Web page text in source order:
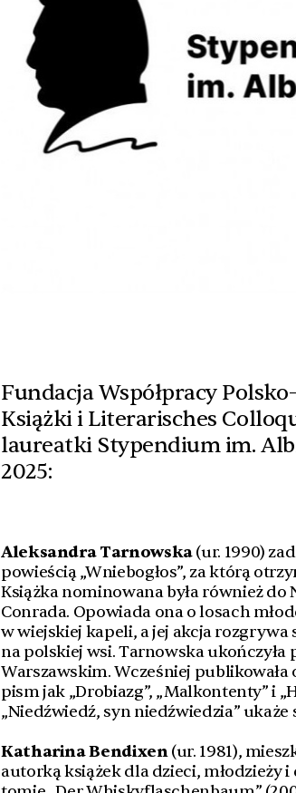
Fundacja Współpracy
Książki i Literarisches
laureatki Stypendium im.
2025:
Aleksandra Tarnowska(ur. 1990)
powieścią „Wniebogłos”, za którą
Książka nominowana była również
Conrada. Opowiada ona o losach
w wiejskiej kapeli, a jej akcja
na polskiej wsi. Tarnowska
Warszawskim. Wcześniej
pism jak „Drobiazg”, „Malkontenty” i
„Niedźwiedź, syn niedźwiedzia” ukaże
Katharina Bendixen(ur. 1981),
autorką książek dla dzieci, młodzieży